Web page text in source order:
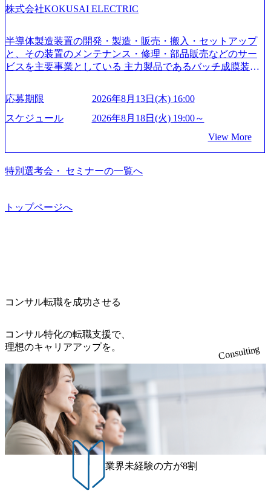
はあるが、社員の興味のある分野やスキルを活用したいな
着けたい方でも幅広に経験を積みたい方でも、キャリア形
成が柔軟に可能な環境である。 https://storage.googleapis.com/
our-vision-production.appspot.com/public/images/20240925204135
_93b1bff3-f71c-4bc9-8bd9-72a8a4826007_1200x554.webp https://
mages/20250502152751_46c65543-87ef-4e86-a85a-8649e1c532f9
_956x512.webp https://storage.googleapis.com/our-vision-producti
on.appspot.com/public/images/20250502152804_ba6aaa1a-9ffc-4f
m/our-vision-production.appspot.com/public/images/202505021528
31_721b100c-62c9-4258-aa0e-97182898115f_960x510.webp シ
ング会社で、NRI、NTTDATAと同じく世界のFinTech Ranki
開発、運用保守と言った全工程を行う「一気通貫体制」が
特長 ビジネスへの深い理解を持つコンサルタントが集うXs
報 (https://www.xspear.co.jp/member/)一部抜粋 - 伊勢山 昇吾氏:
業界で新規事業戦略、成長戦略、PMI推進、業務改革等の幅
広いプロジェクトに従事 - 鈴木健仁氏：新卒でベイカレン
トに入社し最年少ディレクターを経てXspearに参画 - 梶田
威人氏：BCG出身。金融業界における戦略策定、DX戦略立
案、人事組織テーマに強みを持ち、メディア・エンタメ業
界においてはDX戦略立案、NFT等の新規事業立案を得意と
する。 - 藏満 一馬氏：アクセンチュア出身。金融業界を中
心に、DX戦略策定、新規事業立案、組織変革、規制対応等
の幅広いプロジェクトを主導する。 - 天野 善仁氏：19卒Pw
C出身。Xspear最年少シニアマネージャー 社員インタビュー
ページ (https://www.xspear.co.jp/career/interviews/) 戦略だけの
コンサルは終わり──コンサル業界の風雲児に聞く。“これ
から”のコンサルの在り方 (https://www.businessinsider.jp/articl
e/20250205-simplex-xspear/) Xspear Consultingがえるぼし認定
株式会社KOKUSAI ELECTRIC
半導体製造装置の開発・製造・販売・搬入・セットアップ
と、その装置のメンテナンス・修理・部品販売などのサー
ビスを主要事業としている 主力製品であるバッチ成膜装置
世界トップクラスのシェアを有している 技術と対話を通じ
て未来を創造し、社会課題の解決に貢献することを目指し
ている Mission:私たちの技術/私たちの対話 Vision:夢を未来
話 IoT社会の浸透、AIの加速等により半導体需要は世界中で
急伸長しており、それに伴い半導体製造装置の需要も伸長
中 https://storage.googleapis.com/our-vision-production.appspot.co
on-production.appspot.com/public/images/20260224131052_2abe7
cb8-329e-4a45-a8f5-73d9728b2cd7_1200x486.webp https://storag
み実践に強くなるための「プレゼン研修」、自社キャリア
アドバイザーによる自身のキャリア構築をめざす「キャリ
スタイム制度を実施しており、月単位の決められた労働時
間の範囲内で、出社・退社の時刻を社員の自己裁量に委
ね、ワークライフバランスを図りながら効率的に働くこと
ができる 【休日】 土日祝休みの完全週休2日制 2025年度の
年間休日は125日（GW8日、夏季9日、年末年始9日） 有給
休暇は年間24日（4月1日入社の場合）で、入社日に付与さ
れます。 年次有給休暇の残日数は、翌年度に繰り越すこと
ができます。 慶弔休暇は、事由により取得可能日数は異な
りますが、3～7日の連続休暇を取得できます。 リフレッシ
ュ休暇は、規程で定める勤続年数ごとに、連続5日のリフレ
ッシュ休暇を取得できます。 【育児や子の看護、介護など
の制度】 育児休暇： 対象：小学校1年修了時の3月31日まで
の子を育てるすべての従業員※期間：通算3年間 短時間勤
応募期限
2026年8月13日(木) 16:00
スケジュール
2026年8月18日(火) 19:00～
View More
特別選考会・ セミナーの一覧へ
トップページへ
コンサル転職を成功させる
コンサル特化の転職支援で、
理想のキャリアアップを。
Consulting
業界未経験の方が8割